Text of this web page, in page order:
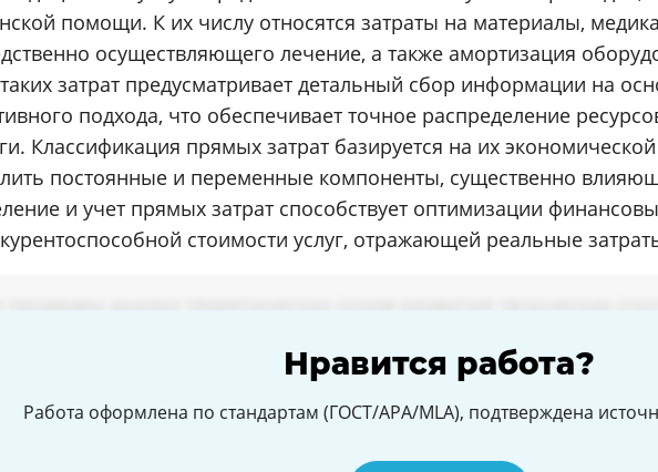
помощи. К их числу относятся затраты на материалы,
осуществляющего лечение, а также амортизация
затрат предусматривает детальный сбор информации на
подхода, что обеспечивает точное распределение
Классификация прямых затрат базируется на их
постоянные и переменные компоненты, существенно
и учет прямых затрат способствует оптимизации
стоимости услуг, отражающей реальные
Нравится работа?
Работа оформлена по стандартам (ГОСТ/APA/MLA), подтверждена